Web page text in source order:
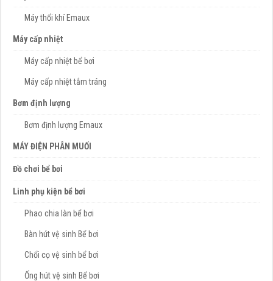
Máy thổi khí Emaux
Máy cấp nhiệt
Máy cấp nhiệt bể bơi
Máy cấp nhiệt tắm tráng
Bơm định lượng
Bơm định lượng Emaux
MÁY ĐIỆN PHÂN MUỐI
Đồ chơi bể bơi
Linh phụ kiện bể bơi
Phao chia làn bể bơi
Bàn hút vệ sinh Bể bơi
Chổi cọ vệ sinh bể bơi
Ống hút vệ sinh Bể bơi